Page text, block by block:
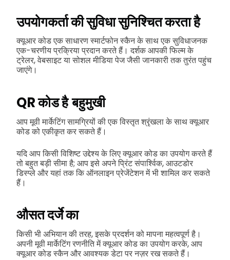
उपयोगकर्ता की सुविधा सुनिश्चित करता है
क्यूआर कोड एक साधारण स्मार्टफोन स्कैन के साथ एक सुविधाजनक
एक-चरणीय प्रक्रिया प्रदान करते हैं। दर्शक आपकी फिल्म के
ट्रेलर, वेबसाइट या सोशल मीडिया पेज जैसी जानकारी तक तुरंत पहुंच
जाएंगे।
QR कोड हैबहुमुखी
आप मूवी मार्केटिंग सामग्रियों की एक विस्तृत श्रृंखला के साथ क्यूआर
कोड को एकीकृत कर सकते हैं।
यदि आप किसी विशिष्ट उद्देश्य के लिए क्यूआर कोड का उपयोग करते हैं
तो बहुत बड़ी सीमा है; आप इसे अपने प्रिंट संपार्श्विक, आउटडोर
डिस्प्ले और यहां तक कि ऑनलाइन प्रेजेंटेशन में भी शामिल कर सकते
हैं।
औसत दर्जे का
किसी भी अभियान की तरह, इसके प्रदर्शन को मापना महत्वपूर्ण है।
अपनी मूवी मार्केटिंग रणनीति में क्यूआर कोड का उपयोग करके, आप
क्यूआर कोड स्कैन और आवश्यक डेटा पर नज़र रख सकते हैं।